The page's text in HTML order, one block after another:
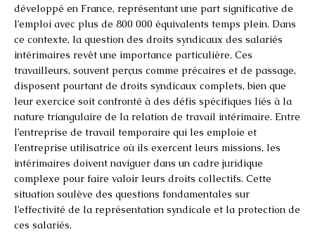
développé en France, représentant une part significative de
l’emploi avec plus de 800 000 équivalents temps plein. Dans
ce contexte, la question des droits syndicaux des salariés
intérimaires revêt une importance particulière. Ces
travailleurs, souvent perçus comme précaires et de passage,
disposent pourtant de droits syndicaux complets, bien que
leur exercice soit confronté à des défis spécifiques liés à la
nature triangulaire de la relation de travail intérimaire. Entre
l’entreprise de travail temporaire qui les emploie et
l’entreprise utilisatrice où ils exercent leurs missions, les
intérimaires doivent naviguer dans un cadre juridique
complexe pour faire valoir leurs droits collectifs. Cette
situation soulève des questions fondamentales sur
l’effectivité de la représentation syndicale et la protection de
ces salariés.